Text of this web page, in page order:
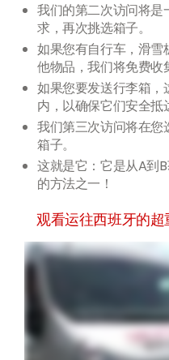
我们的第二次访问将
求，再次挑选箱子。
如果您有自行车，滑
他物品，我们将免费收
如果您要发送行李箱
内，以确保它们安全抵
我们第三次访问将在
箱子。
这就是它：它是从A到
的方法之一！
观看运往西班牙的超